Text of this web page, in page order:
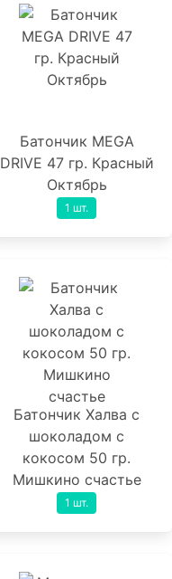
Батончик MEGA
DRIVE 47 гр. Красный
Октябрь
1 шт.
Батончик Халва с
шоколадом с
кокосом 50 гр.
Мишкино счастье
1 шт.